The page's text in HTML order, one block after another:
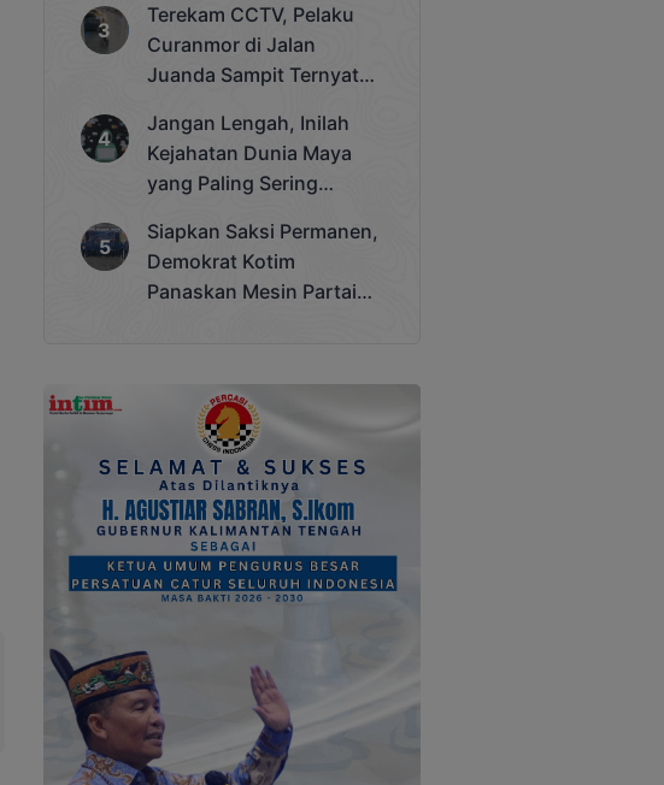
Cup 2025
Terekam CCTV, Pelaku
Curanmor di Jalan
Juanda Sampit Ternyata
Jangan Lengah, Inilah
Kejahatan Dunia Maya
yang Paling Sering
Siapkan Saksi Permanen,
Demokrat Kotim
Panaskan Mesin Partai